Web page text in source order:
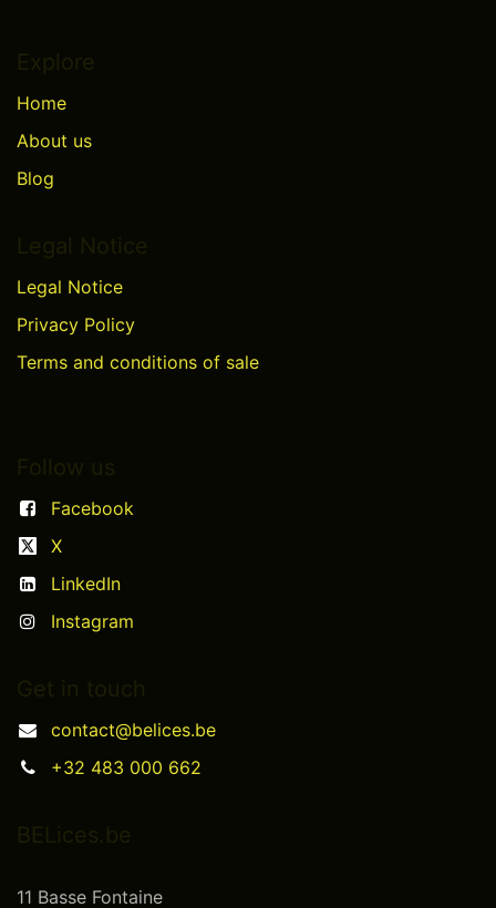
Home
About us
Blog
Legal Notice
Privacy Policy
Terms and conditions of sale
Facebook
X
LinkedIn
Instagram
contact@belices.be
+32 483 000 662
11 Basse Fontaine